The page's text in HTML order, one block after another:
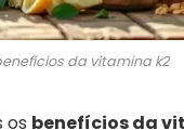
da vitamina k2
os benefícios da